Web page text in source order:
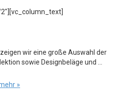
wir eine große Auswahl der
sowie Designbeläge und ...
»